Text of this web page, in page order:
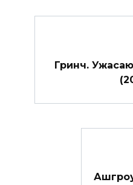
Гринч.